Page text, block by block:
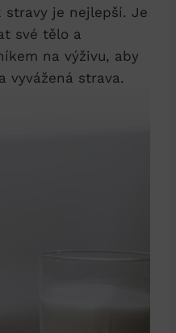
stravy je nejlepší. Je
své tělo a
na výživu, aby
vyvážená strava.